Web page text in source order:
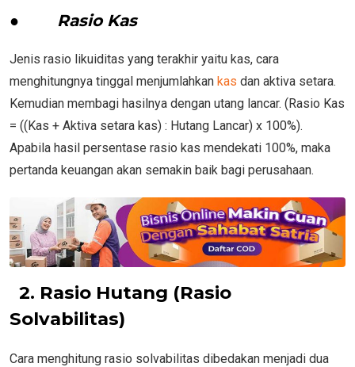
● Rasio Kas
Jenis rasio likuiditas yang terakhir yaitu kas, cara
menghitungnya tinggal menjumlahkan kas dan aktiva setara.
Kemudian membagi hasilnya dengan utang lancar. (Rasio Kas
= ((Kas + Aktiva setara kas) : Hutang Lancar) x 100%).
Apabila hasil persentase rasio kas mendekati 100%, maka
pertanda keuangan akan semakin baik bagi perusahaan.
2. Rasio Hutang (Rasio
Solvabilitas)
Cara menghitung rasio solvabilitas dibedakan menjadi dua